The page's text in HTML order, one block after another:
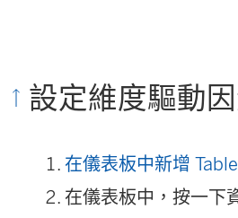
設定維度驅動
在儀表板中新增
在儀表板中，按一下